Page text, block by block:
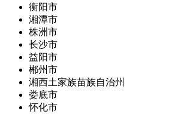
衡阳市
湘潭市
株洲市
长沙市
益阳市
郴州市
湘西土家族苗族自治州
娄底市
怀化市